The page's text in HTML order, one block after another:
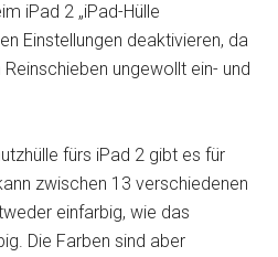
iPad 2 „iPad-Hülle
Einstellungen deaktivieren, da
ungewollt ein- und
fürs iPad 2 gibt es für
zwischen 13 verschiedenen
einfarbig, wie das
Die Farben sind aber